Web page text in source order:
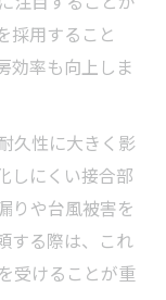
採用すること
効率も向上しま
久性に大きく影
しにくい接合部
りや台風被害を
する際は、これ
受けることが重